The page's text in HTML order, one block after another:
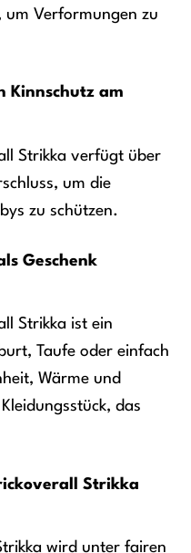
um Verformungen zu
Kinnschutz am
Strikka verfügt über
um die
zu schützen.
Geschenk
Strikka ist ein
Taufe oder einfach
Wärme und
das
Strikka
wird unter fairen